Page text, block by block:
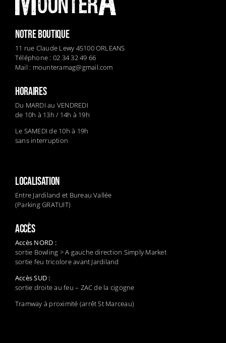
NOTRE BOUTIQUE
11 rue Claude Lewy 45100 ORLEANS
Téléphone : 02 34 32 49 66
Mail : mounteramag@gmail.com
HORAIRES
Du MARDI au VENDREDI
de 10h à 13h / 14h à 19h
Le SAMEDI de 10h à 19h
sans interruption
LOCALISATION
Entre Jardiland et Bureau Vallée
(Parking GRATUIT)
ACCÈS
Accès NORD :
sortie Bowling > A gauche direction Simply Market
sortie feu tricolore avant Jardiland
Accès SUD :
sortie droite au feu – ZAC de la cigogne
Tramway à proximité (arrêt St Marceau)